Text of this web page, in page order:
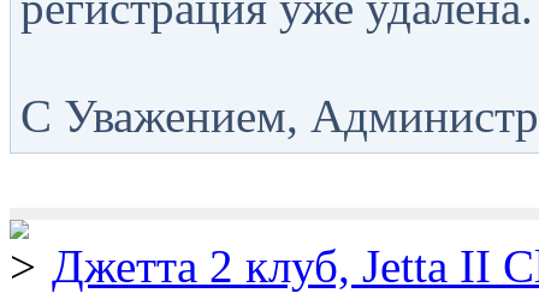
С Уважением,
Джетта 2 клуб, Jetta II